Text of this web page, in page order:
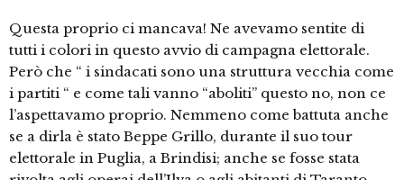
Questa proprio ci mancava! Ne avevamo sentite di
tutti i colori in questo avvio di campagna elettorale.
Però che “ i sindacati sono una struttura vecchia come
i partiti “ e come tali vanno “aboliti” questo no, non ce
l’aspettavamo proprio. Nemmeno come battuta anche
se a dirla è stato Beppe Grillo, durante il suo tour
elettorale in Puglia, a Brindisi; anche se fosse stata